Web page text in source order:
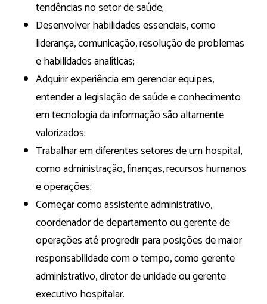
tendências no setor de saúde;
Desenvolver habilidades essenciais, como
liderança, comunicação, resolução de problemas
e habilidades analíticas;
Adquirir experiência em gerenciar equipes,
entender a legislação de saúde e conhecimento
em tecnologia da informação são altamente
valorizados;
Trabalhar em diferentes setores de um hospital,
como administração, finanças, recursos humanos
e operações;
Começar como assistente administrativo,
coordenador de departamento ou gerente de
operações até progredir para posições de maior
responsabilidade com o tempo, como gerente
administrativo, diretor de unidade ou gerente
executivo hospitalar.